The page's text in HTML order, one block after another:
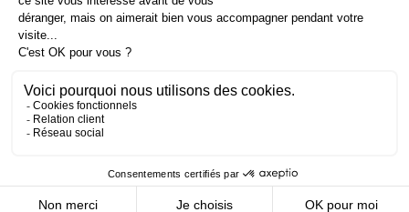
Mentions légales